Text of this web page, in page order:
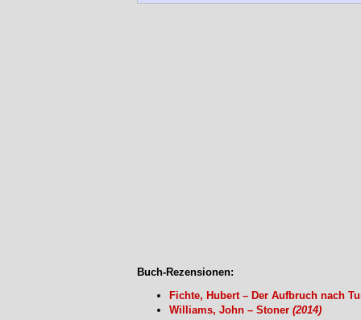
Buch-Rezensionen:
Fichte, Hubert – Der Aufbruch nach
Williams, John – Stoner (2014)